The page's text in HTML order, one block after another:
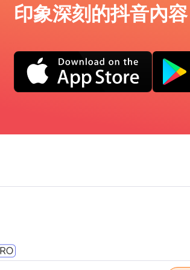
印象深刻的抖音內